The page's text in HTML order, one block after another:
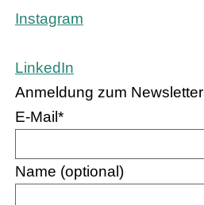
Instagram
LinkedIn
Anmeldung zum Newsletter
E-Mail *
Name (optional)